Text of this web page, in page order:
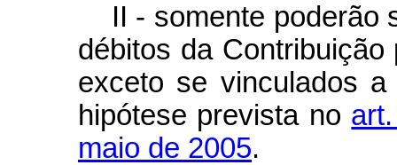
II - somente poderão
débitos da
exceto se vinculados
hipótese prevista no
maio de 2005.